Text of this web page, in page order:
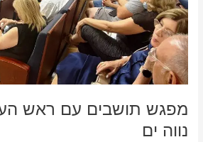
מפגש תושבים עם ראש
נווה ים
נווה
ים